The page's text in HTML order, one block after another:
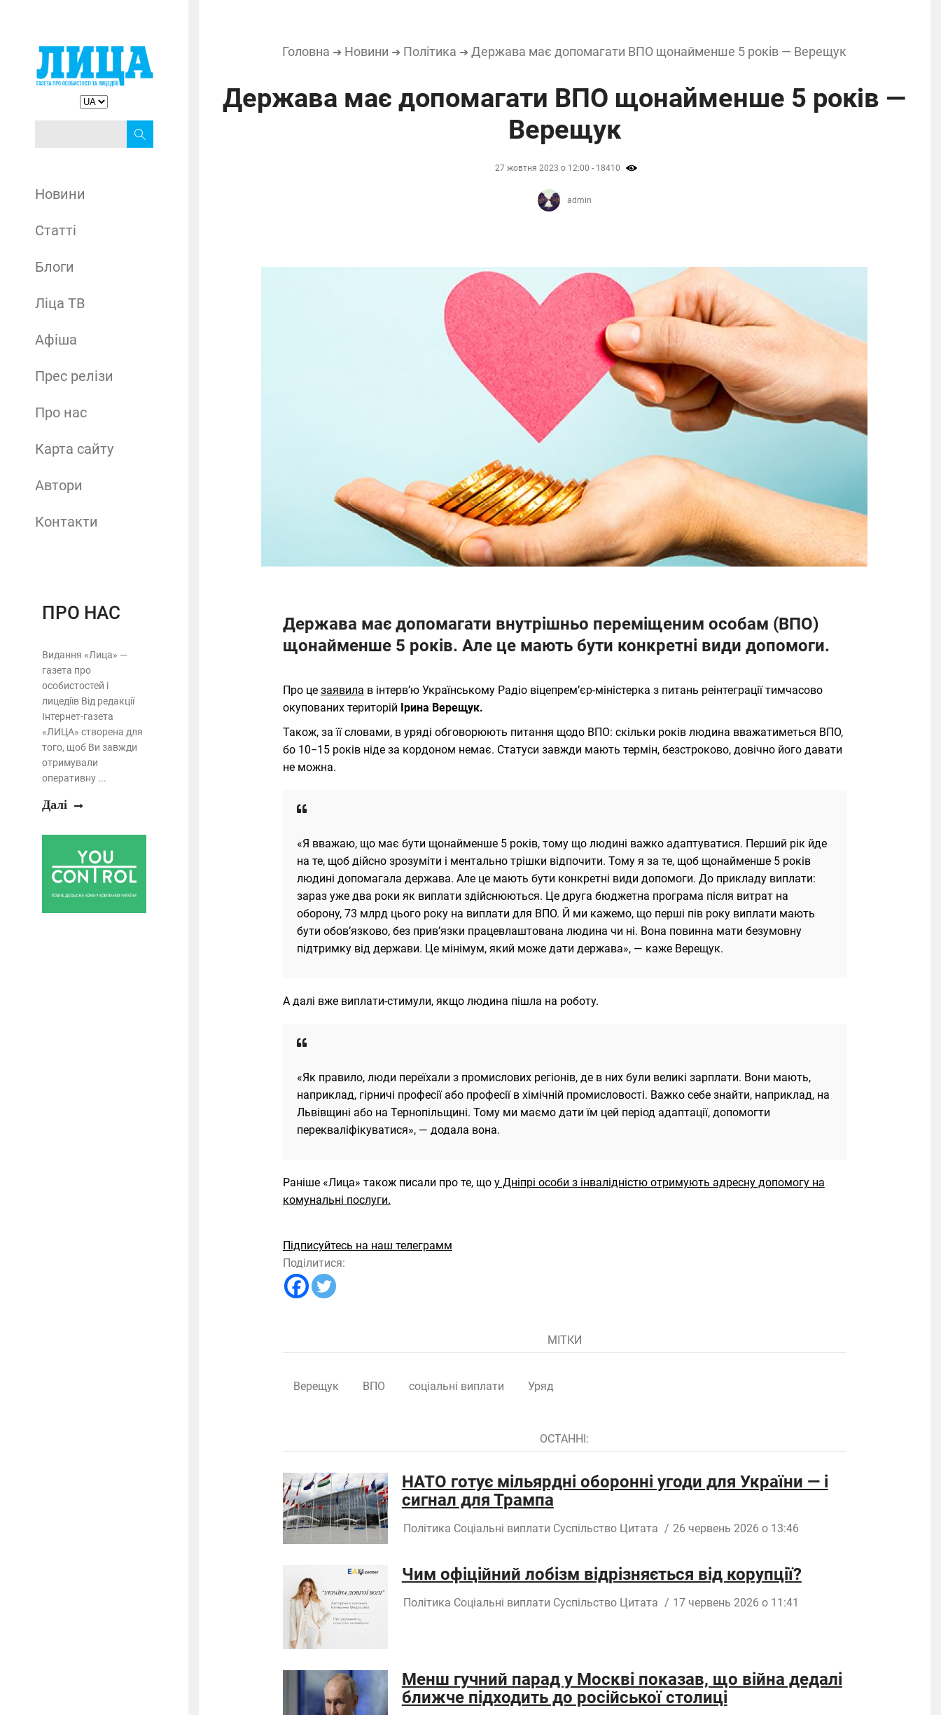
Новини
Статті
Блоги
Ліца ТВ
Афіша
Прес релізи
Про нас
Карта сайту
Автори
Контакти
ПРО НАС
Видання «Лица» —
газета про
особистостей і
лицедіїв Від редакції
Інтернет-газета
«ЛИЦА» створена для
того, щоб Ви завжди
отримували
оперативну ...
Далі
Головна ➜ Новини ➜ Політика ➜Держава має допомагати ВПО щонайменше 5 років — Верещук
Держава має допомагати ВПО щонайменше 5 років —
Верещук
27 жовтня 2023 о 12:00 - 18410
admin
Держава має допомагати внутрішньо переміщеним особам (ВПО)
щонайменше 5 років. Але це мають бути конкретні види допомоги.
Про це заявила в інтерв’ю Українському Радіо віцепремʼєр-міністерка з питань реінтеграції тимчасово
окупованих територій Ірина Верещук.
Також, за її словами, в уряді обговорюють питання щодо ВПО: скільки років людина вважатиметься ВПО,
бо 10−15 років ніде за кордоном немає. Статуси завжди мають термін, безстроково, довічно його давати
не можна.
«Я вважаю, що має бути щонайменше 5 років, тому що людині важко адаптуватися. Перший рік йде
на те, щоб дійсно зрозуміти і ментально трішки відпочити. Тому я за те, щоб щонайменше 5 років
людині допомагала держава. Але це мають бути конкретні види допомоги. До прикладу виплати:
зараз уже два роки як виплати здійснюються. Це друга бюджетна програма після витрат на
оборону, 73 млрд цього року на виплати для ВПО. Й ми кажемо, що перші пів року виплати мають
бути обов’язково, без прив’язки працевлаштована людина чи ні. Вона повинна мати безумовну
підтримку від держави. Це мінімум, який може дати держава», — каже Верещук.
А далі вже виплати-стимули, якщо людина пішла на роботу.
«Як правило, люди переїхали з промислових регіонів, де в них були великі зарплати. Вони мають,
наприклад, гірничі професії або професії в хімічній промисловості. Важко себе знайти, наприклад, на
Львівщині або на Тернопільщині. Тому ми маємо дати їм цей період адаптації, допомогти
перекваліфікуватися», — додала вона.
Раніше «Лица» також писали про те, що у Дніпрі особи з інвалідністю отримують адресну допомогу на
комунальні послуги.
Підписуйтесь на наш телеграмм
Поділитися:
МІТКИ
Верещук ВПО соціальні виплати Уряд
ОСТАННІ:
НАТО готує мільярдні оборонні угоди для України — і
сигнал для Трампа
Політика Соціальні виплати Суспільство Цитата / 26 червень 2026 о 13:46
Чим офіційний лобізм відрізняється від корупції?
Політика Соціальні виплати Суспільство Цитата / 17 червень 2026 о 11:41
Менш гучний парад у Москві показав, що війна дедалі
ближче підходить до російської столиці